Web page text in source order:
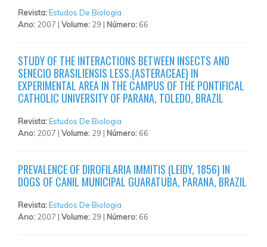
Revista:Estudos De Biologia
Ano: 2007 | Volume: 29 | Número: 66
STUDY OF THE INTERACTIONS BETWEEN INSECTS AND
SENECIO BRASILIENSIS LESS.(ASTERACEAE) IN
EXPERIMENTAL AREA IN THE CAMPUS OF THE PONTIFICAL
CATHOLIC UNIVERSITY OF PARANA, TOLEDO, BRAZIL
Revista:Estudos De Biologia
Ano: 2007 | Volume: 29 | Número: 66
PREVALENCE OF DIROFILARIA IMMITIS (LEIDY, 1856) IN
DOGS OF CANIL MUNICIPAL GUARATUBA, PARANA, BRAZIL
Revista:Estudos De Biologia
Ano: 2007 | Volume: 29 | Número: 66